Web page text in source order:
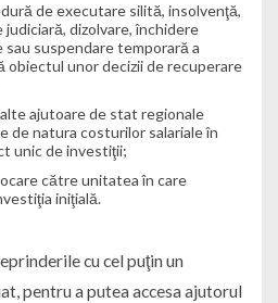
de executare silită, insolvenţă,
dizolvare, închidere
sau suspendare temporară a
obiectul unor decizii de recuperare
ajutoare de stat regionale
de natura costurilor salariale în
unic de investiţii;
către unitatea în care
iniţială.
cu cel puţin un
pentru a putea accesa ajutorul